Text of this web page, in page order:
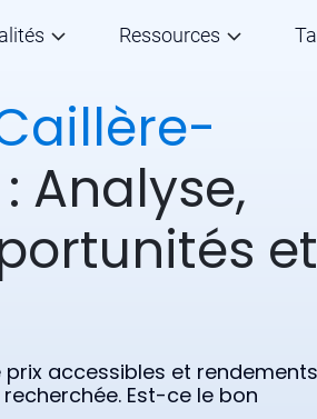
Ressources
: Analyse,
et
accessibles et rendements
Est-ce le bon